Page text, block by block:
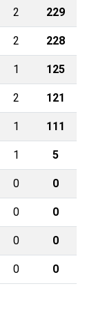
2 229
2 228
1 125
2 121
1 111
1 5
0 0
0 0
0 0
0 0